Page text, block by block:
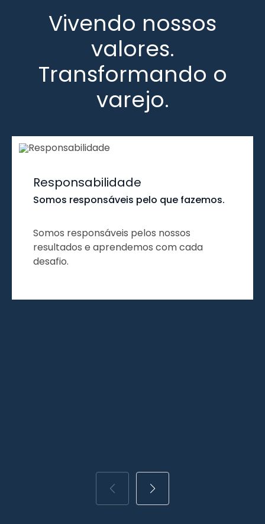
Vivendo nossos
valores.
Transformando o
varejo.
Responsabilidade
Somos responsáveis pelo que fazemos.
Somos responsáveis pelos nossos
resultados e aprendemos com cada
desafio.